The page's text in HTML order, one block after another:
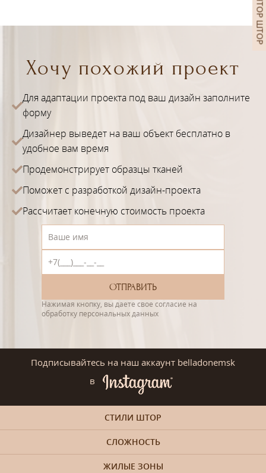
Хочу похожий проект
Для адаптации проекта под ваш дизайн заполните
форму
Дизайнер выведет на ваш объект бесплатно в
удобное вам время
Продемонстрирует образцы тканей
Поможет с разработкой дизайн-проекта
Рассчитает конечную стоимость проекта
Нажимая кнопку, вы даете свое согласие на
обработку персональных данных
Подписывайтесь на наш аккаунт belladonemsk
в
СТИЛИ ШТОР
СЛОЖНОСТЬ
ЖИЛЫЕ ЗОНЫ